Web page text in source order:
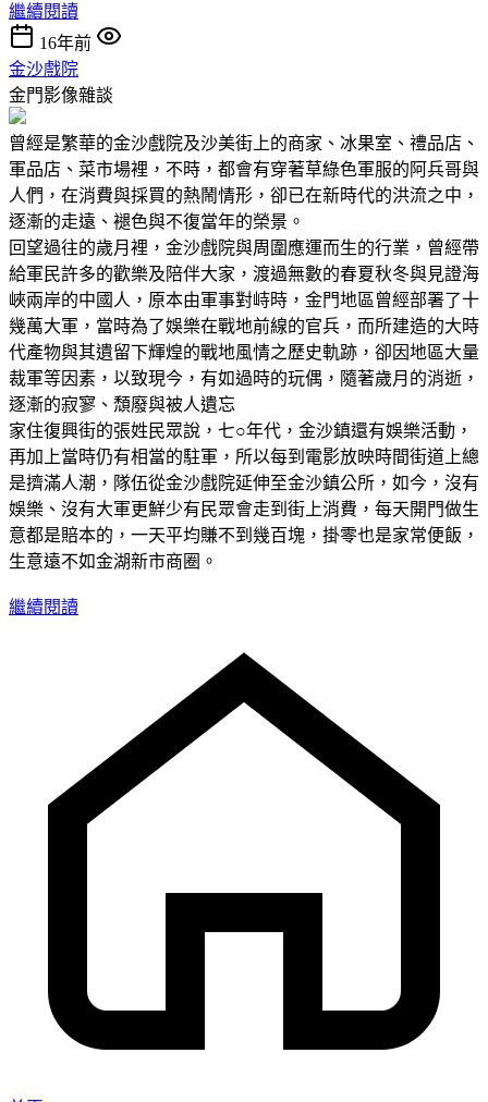
繼續閱讀
16年前
金沙戲院
金門影像雜談
曾經是繁華的金沙戲院及沙美街上的商家、冰果室、禮品店、
軍品店、菜市場裡，不時，都會有穿著草綠色軍服的阿兵哥與
人們，在消費與採買的熱鬧情形，卻已在新時代的洪流之中，
逐漸的走遠、褪色與不復當年的榮景。
回望過往的歲月裡，金沙戲院與周圍應運而生的行業，曾經帶
給軍民許多的歡樂及陪伴大家，渡過無數的春夏秋冬與見證海
峽兩岸的中國人，原本由軍事對峙時，金門地區曾經部署了十
幾萬大軍，當時為了娛樂在戰地前線的官兵，而所建造的大時
代產物與其遺留下輝煌的戰地風情之歷史軌跡，卻因地區大量
裁軍等因素，以致現今，有如過時的玩偶，隨著歲月的消逝，
逐漸的寂寥、頹廢與被人遺忘
家住復興街的張姓民眾說，七○年代，金沙鎮還有娛樂活動，
再加上當時仍有相當的駐軍，所以每到電影放映時間街道上總
是擠滿人潮，隊伍從金沙戲院延伸至金沙鎮公所，如今，沒有
娛樂、沒有大軍更鮮少有民眾會走到街上消費，每天開門做生
意都是賠本的，一天平均賺不到幾百塊，掛零也是家常便飯，
生意遠不如金湖新市商圈。
繼續閱讀